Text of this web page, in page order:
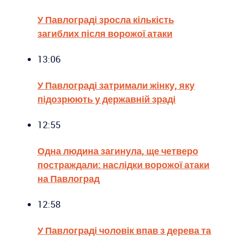
У Павлограді зросла кількість
загиблих після ворожої атаки
13:06
У Павлограді затримали жінку, яку
підозрюють у державній зраді
12:55
Одна людина загинула, ще четверо
постраждали: наслідки ворожої атаки
на Павлоград
12:58
У Павлограді чоловік впав з дерева та